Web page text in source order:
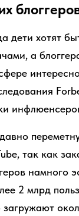
дети хотят
а
так как
намного
2 млрд